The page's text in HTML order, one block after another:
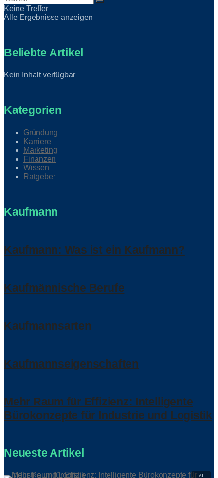
Keine Treffer
Alle Ergebnisse anzeigen
Beliebte Artikel
Kein Inhalt verfügbar
Kategorien
Gründung
Karriere
Marketing
Finanzen
Wissen
Ratgeber
Kaufmann
Kaufmann: Was ist ein Kaufmann?
Kaufmännische Berufe
Kaufmannsarten
Kaufmannseigenschaften
Mehr Raum für Effizienz: Intelligente
Bürokonzepte für Industrie und Logistik
Neueste Artikel